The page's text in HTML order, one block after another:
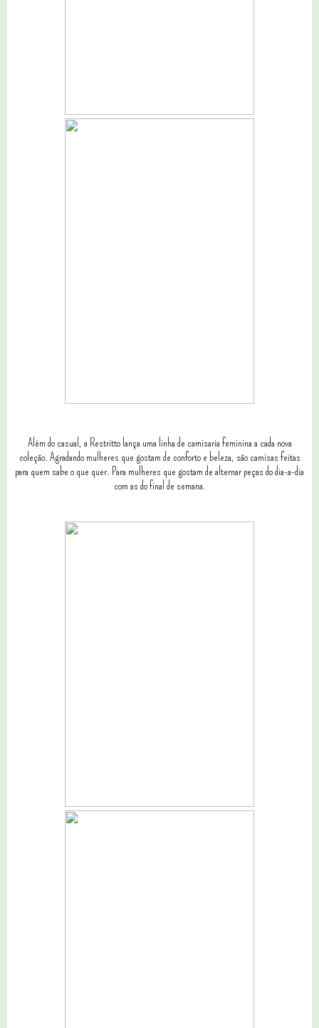
Além do casual, a Restritto lança uma linha de camisaria feminina a cada nova
coleção. Agradando mulheres que gostam de conforto e beleza, são camisas feitas
para quem sabe o que quer. Para mulheres que gostam de alternar peças do dia-a-dia
com as do final de semana.